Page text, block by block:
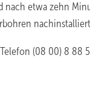
nach etwa zehn
Telefon (08 00) 8 88